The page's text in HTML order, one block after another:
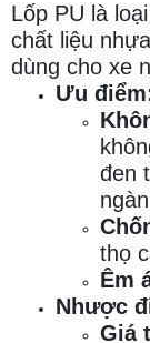
Lốp PU là
chất liệu
dùng cho xe
Ưu
đen
thọ
Êm
Nhược
Giá